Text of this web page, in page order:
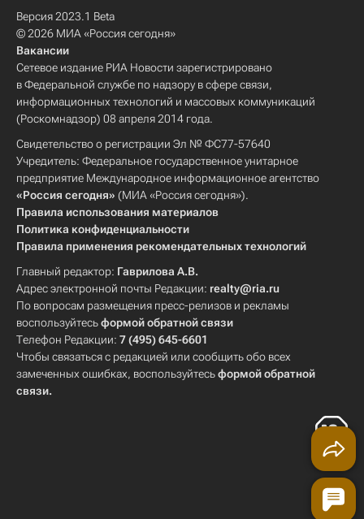
Версия 2023.1 Beta
© 2026 МИА «Россия сегодня»
Вакансии
Сетевое издание РИА Новости зарегистрировано
в Федеральной службе по надзору в сфере связи,
информационных технологий и массовых коммуникаций
(Роскомнадзор) 08 апреля 2014 года.
Свидетельство о регистрации Эл № ФС77-57640
Учредитель: Федеральное государственное унитарное
предприятие Международное информационное агентство
«Россия сегодня» (МИА «Россия сегодня»).
Правила использования материалов
Политика конфиденциальности
Правила применения рекомендательных технологий
Главный редактор: Гаврилова А.В.
Адрес электронной почты Редакции: realty@ria.ru
По вопросам размещения пресс-релизов и рекламы
воспользуйтесьформой обратной связи
Телефон Редакции: 7 (495) 645-6601
Чтобы связаться с редакцией или сообщить обо всех
замеченных ошибках, воспользуйтесьформой обратной
связи.